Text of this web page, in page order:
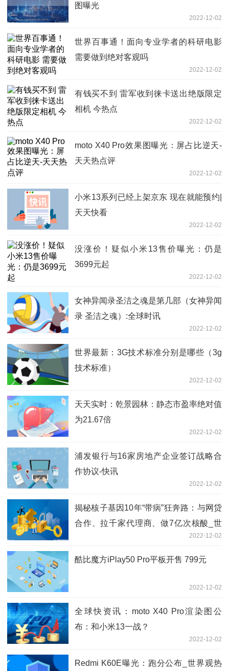
图曝光
2022-12-02
世界百事通！面向专业学者的科研电影
需要做到绝对客观吗
2022-12-02
有钱买不到 雷军收到徕卡送出绝版限定
相机 今热点
2022-12-02
moto X40 Pro效果图曝光：屏占比逆天-
天天热点评
2022-12-02
小米13系列已经上架京东 现在就能预约|
天天快看
2022-12-02
没涨价！疑似小米13售价曝光：仍是
3699元起
2022-12-02
女神异闻录圣洁之魂是第几部（女神异闻
录 圣洁之魂）:全球时讯
2022-12-02
世界最新：3G技术标准分别是哪些（3g
技术标准）
2022-12-02
天天实时：乾景园林：静态市盈率绝对值
为21.67倍
2022-12-02
浦发银行与16家房地产企业签订战略合
作协议-快讯
2022-12-02
揭秘核子基因10年“带病”狂奔路：与网贷
合作、拉千家代理商、做7亿次核酸_世
2022-12-02
酷比魔方iPlay50 Pro平板开售 799元
2022-12-02
全球快资讯：moto X40 Pro渲染图公
布：和小米13一战？
2022-12-02
Redmi K60E曝光：跑分公布_世界观热